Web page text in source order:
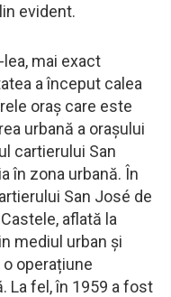
evident.
mai exact
a început calea
oraș care este
urbană a orașului
cartierului San
în zona urbană. În
San José de
aflată la
mediul urban și
operațiune
La fel, în 1959 a fost